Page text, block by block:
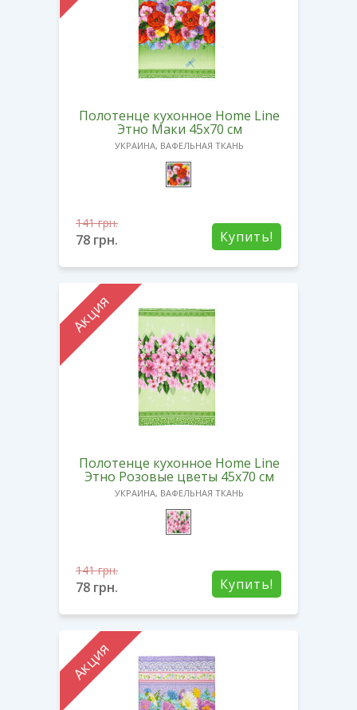
Полотенце кухонное Home Line
Этно Маки 45х70 см
УКРАИНА, ВАФЕЛЬНАЯ ТКАНЬ
Купить!
141грн.
78 грн.
Акция
Полотенце кухонное Home Line
Этно Розовые цветы 45х70 см
УКРАИНА, ВАФЕЛЬНАЯ ТКАНЬ
Купить!
141грн.
78 грн.
Акция